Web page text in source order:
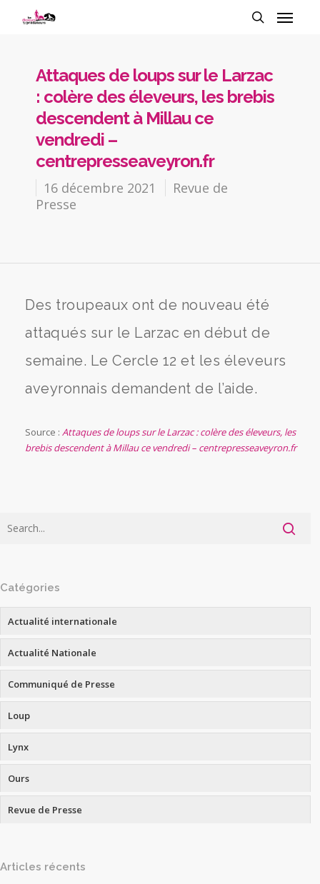
Attaques de loups sur le Larzac
: colère des éleveurs, les brebis
descendent à Millau ce
vendredi –
centrepresseaveyron.fr
16 décembre 2021
Revue de
Presse
Des troupeaux ont de nouveau été
attaqués sur le Larzac en début de
semaine. Le Cercle 12 et les éleveurs
aveyronnais demandent de l’aide.
Source :Attaques de loups sur le Larzac : colère des éleveurs, les
brebis descendent à Millau ce vendredi – centrepresseaveyron.fr
Catégories
Actualité internationale
Actualité Nationale
Communiqué de Presse
Loup
Lynx
Ours
Revue de Presse
Articles récents